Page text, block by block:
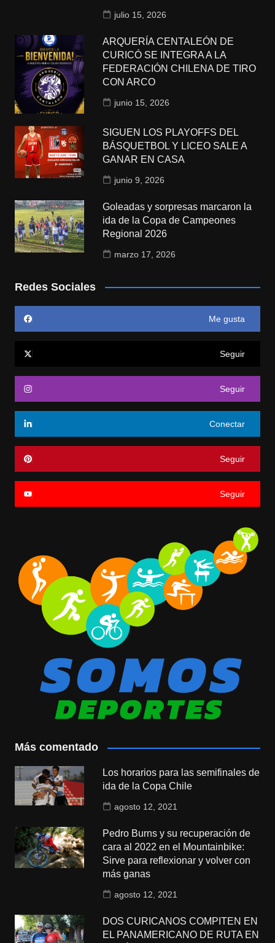
julio 15, 2026
ARQUERÍA CENTALEÓN DE
CURICÓ SE INTEGRA A LA
FEDERACIÓN CHILENA DE TIRO
CON ARCO
junio 15, 2026
SIGUEN LOS PLAYOFFS DEL
BÁSQUETBOL Y LICEO SALE A
GANAR EN CASA
junio 9, 2026
Goleadas y sorpresas marcaron la
ida de la Copa de Campeones
Regional 2026
marzo 17, 2026
Redes Sociales
Me gusta
Seguir
Seguir
Conectar
Seguir
Seguir
Más comentado
Los horarios para las semifinales de
ida de la Copa Chile
agosto 12, 2021
Pedro Burns y su recuperación de
cara al 2022 en el Mountainbike:
Sirve para reflexionar y volver con
más ganas
agosto 12, 2021
DOS CURICANOS COMPITEN EN
EL PANAMERICANO DE RUTA EN